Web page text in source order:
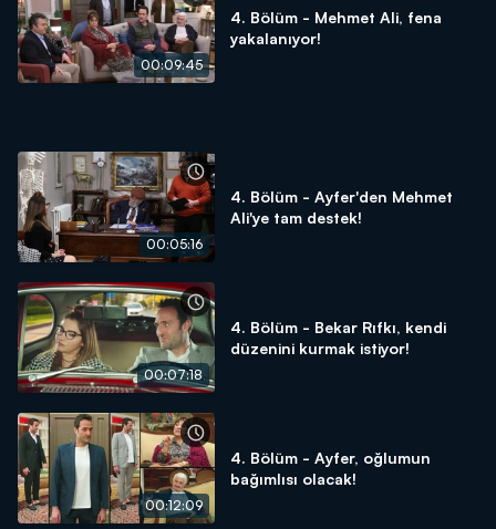
00:09:45
4. Bölüm - Mehmet Ali, fena
yakalanıyor!
00:05:16
4. Bölüm - Ayfer'den Mehmet
Ali'ye tam destek!
00:07:18
4. Bölüm - Bekar Rıfkı, kendi
düzenini kurmak istiyor!
00:12:09
4. Bölüm - Ayfer, oğlumun
bağımlısı olacak!